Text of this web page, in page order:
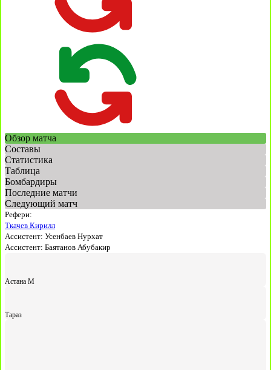
Обзор матча
Составы
Статистика
Таблица
Бомбардиры
Последние матчи
Следующий матч
Рефери:
Ткачев Кирилл
Ассистент: Усенбаев Нурхат
Ассистент: Баятанов Абубакир
Астана М
Тараз